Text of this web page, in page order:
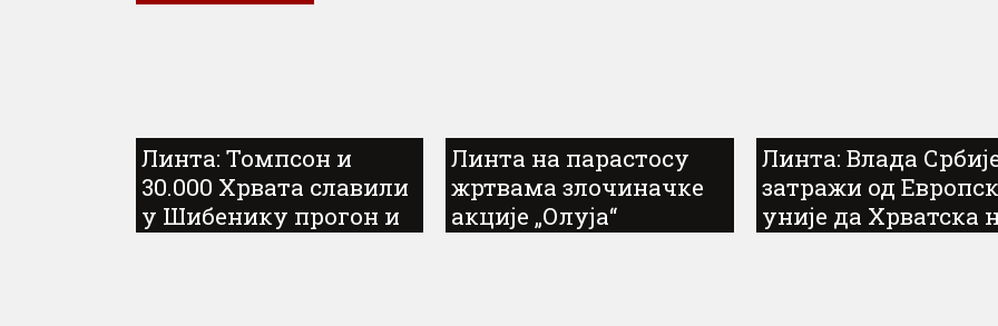
Линта: Томпсон и
30.000 Хрвата славили
у Шибенику прогон и
Линта на парастосу
жртвама злочиначке
акције „Олуја“
Линта: Влада
затражи од
уније да Хрватска